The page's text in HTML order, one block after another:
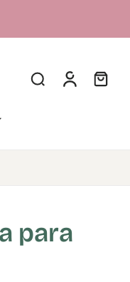
para